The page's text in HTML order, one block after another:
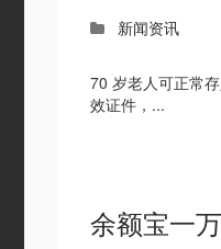
新闻资讯
70 岁老人可正常
效证件，...
余额宝一